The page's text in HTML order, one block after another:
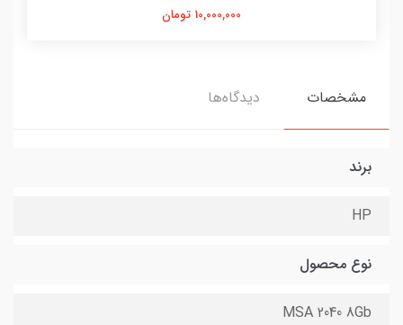
10,000,000 تومان
مشخصات دیدگاه‌ها
برند
HP
نوع محصول
MSA 2040 8Gb